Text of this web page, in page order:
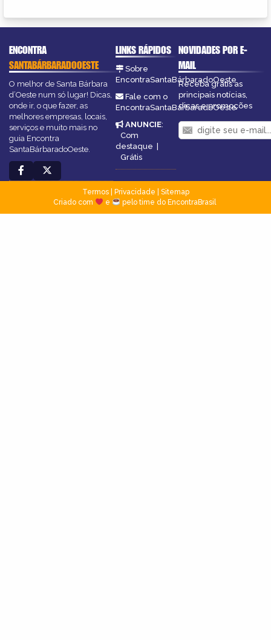
ENCONTRA
SANTABÁRBARADOOESTE
O melhor de Santa Bárbara
d’Oeste num só lugar! Dicas,
onde ir, o que fazer, as
melhores empresas, locais,
serviços e muito mais no
guia Encontra
SantaBárbaradoOeste.
LINKS RÁPIDOS
Sobre
EncontraSantaBárbaradoOeste
Fale com o
EncontraSantaBárbaradoOeste
ANUNCIE:
Com
destaque |
Grátis
NOVIDADES POR E-
MAIL
Receba grátis as
principais notícias,
dicas e promoções
Termos| Privacidade
Sitemap
Criado com
e pelo time do EncontraBrasil